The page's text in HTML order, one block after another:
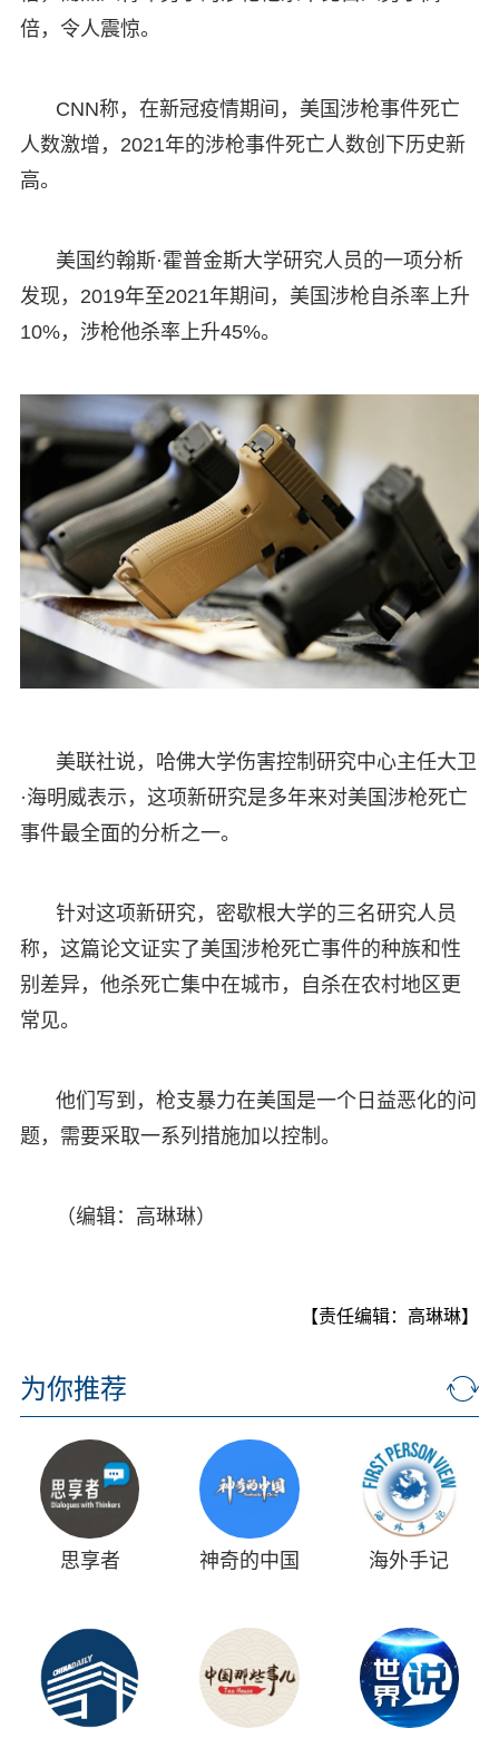
倍，令人震惊。
CNN称，在新冠疫情期间，美国涉枪事件死亡
人数激增，2021年的涉枪事件死亡人数创下历史新
高。
美国约翰斯·霍普金斯大学研究人员的一项分析
发现，2019年至2021年期间，美国涉枪自杀率上升
10%，涉枪他杀率上升45%。
美联社说，哈佛大学伤害控制研究中心主任大卫
·海明威表示，这项新研究是多年来对美国涉枪死亡
事件最全面的分析之一。
针对这项新研究，密歇根大学的三名研究人员
称，这篇论文证实了美国涉枪死亡事件的种族和性
别差异，他杀死亡集中在城市，自杀在农村地区更
常见。
他们写到，枪支暴力在美国是一个日益恶化的问
题，需要采取一系列措施加以控制。
（编辑：高琳琳）
【责任编辑：高琳琳】
为你推荐
思享者 神奇的中国 海外手记